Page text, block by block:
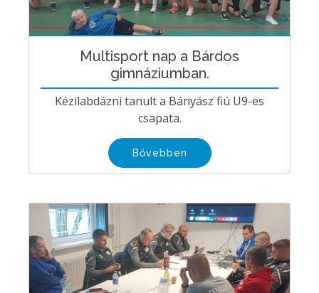
Multisport nap a Bárdos
gimnáziumban.
Kézilabdázni tanult a Bányász fiú U9-es
csapata.
Bővebben